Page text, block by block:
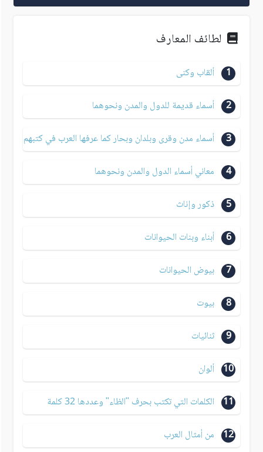
لطائف المعارف
1 ألقاب وكنى
2 أسماء قديمة للدول والمدن ونحوهما
3 أسماء مدن وقرى وبلدان وبحار كما عرفها العرب في كتبهم
4 معاني أسماء الدول والمدن ونحوهما
5 ذكور وإناث
6 أبناء وبنات الحيوانات
7 بيوض الحيوانات
8 بيوت
9 ثنائيات
10 ألوان
11 الكلمات التي تكتب بحرف "الظاء" وعددها 32 كلمة
12 من أمثال العرب